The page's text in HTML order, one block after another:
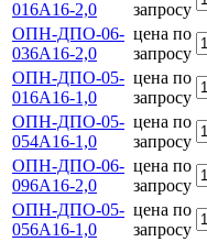
016А16-2,0 запросу
ОПН-ДПО-06-
036А16-2,0
цена по
запросу
ОПН-ДПО-05-
016А16-1,0
цена по
запросу
ОПН-ДПО-05-
054А16-1,0
цена по
запросу
ОПН-ДПО-06-
096А16-2,0
цена по
запросу
ОПН-ДПО-05-
056А16-1,0
цена по
запросу